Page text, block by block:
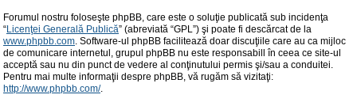
Forumul nostru foloseşte phpBB, care este o soluţie publicată sub incidenţa
“Licenţei Generală Publică” (abreviată “GPL”) şi poate fi descărcat de la
www.phpbb.com. Software-ul phpBB facilitează doar discuţiile care au ca mijloc
de comunicare internetul, grupul phpBB nu este responsabill în ceea ce site-ul
acceptă sau nu din punct de vedere al conţinutului permis şi/sau a conduitei.
Pentru mai multe informaţii despre phpBB, vă rugăm să vizitaţi:
http://www.phpbb.com/.